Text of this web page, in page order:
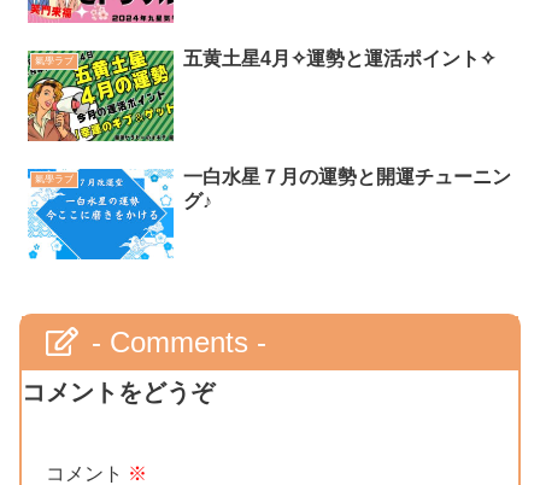
氣學ラブ 五黄土星4月✧運勢と運活ポイント✧
氣學ラブ
一白水星７月の運勢と開運チューニン
グ♪
- Comments -
コメントをどうぞ
コメント ※